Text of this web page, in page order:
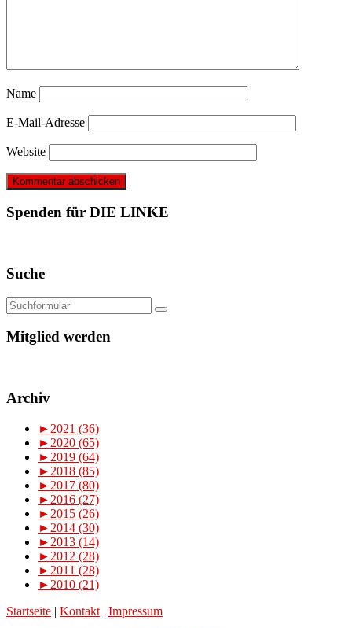
Name
E-Mail-Adresse
Website
Spenden für DIE LINKE
Suche
Mitglied werden
Archiv
► 2021 (36)
► 2020 (65)
► 2019 (64)
► 2018 (85)
► 2017 (80)
► 2016 (27)
► 2015 (26)
► 2014 (30)
► 2013 (14)
► 2012 (28)
► 2011 (28)
► 2010 (21)
Startseite | Kontakt | Impressum